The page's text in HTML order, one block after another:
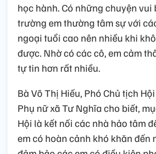
học hành. Có những chuyện vui
trường em thường tâm sự với
ngoại tuổi cao nên nhiều khi
được. Nhờ có các cô, em cảm
tự tin hơn rất nhiều.
Bà Võ Thị Hiếu, Phó Chủ tịch
Phụ nữ xã Tư Nghĩa cho biết,
Hội là kết nối các nhà hảo tâm
em có hoàn cảnh khó khăn đến